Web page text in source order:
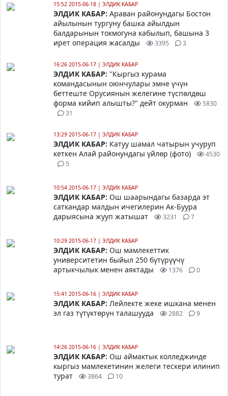
15:52 2015-06-18 | ЭЛДИК КАБАР
ЭЛДИК КАБАР:Араван районундагы Бостон
айылынын тургуну башка айылдын
балдарынын токмогуна кабылып, башына 3
ирет операция жасалды
3395 3
16:26 2015-06-17 | ЭЛДИК КАБАР
ЭЛДИК КАБАР: "Кыргыз курама
командасынын оюнчулары эмне үчүн
беттеште Орусиянын желегине түспөлдөш
форма кийип алышты?" дейт окурман
5830
31
13:29 2015-06-17 | ЭЛДИК КАБАР
ЭЛДИК КАБАР: Катуу шамал чатырын учуруп
кеткен Алай районундагы үйлөр (фото)
4530
5
10:54 2015-06-17 | ЭЛДИК КАБАР
ЭЛДИК КАБАР: Ош шаарындагы базарда эт
саткандар малдын ичегилерин Ак-Буура
дарыясына жууп жатышат
3231 7
10:29 2015-06-17 | ЭЛДИК КАБАР
ЭЛДИК КАБАР: Ош мамлекеттик
университетин быйыл 250 бүтүрүүчү
артыкчылык менен аяктады
1376 0
15:41 2015-06-16 | ЭЛДИК КАБАР
ЭЛДИК КАБАР:Лейлекте жеке ишкана менен
эл газ түтүктөрүн талашууда
2882 9
14:26 2015-06-16 | ЭЛДИК КАБАР
ЭЛДИК КАБАР: Ош аймактык колледжинде
кыргыз мамлекетинин желеги тескери илинип
турат
3864 10